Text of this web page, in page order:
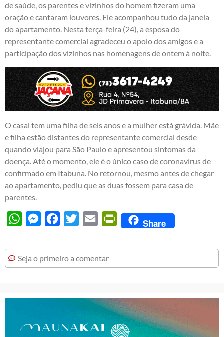
de saúde, os parentes e vizinhos do homem fizeram uma
oração e cantaram louvores. Ele acompanhou tudo da janela
do apartamento. Nesta terça-feira (24), a esposa do
representante comercial agradeceu o apoio dos amigos e a
participação dos vizinhos nas homenagens de ontem à noite.
O casal tem uma filha de seis anos e a mulher está grávida. Mãe
e filha estão distantes do representante comercial desde
quando viajou para São Paulo e apresentou sintomas da
doença. Até o momento, ele é o único caso de coronavírus de
confirmado em Itabuna. No retornou, mesmo antes de chegar
ao apartamento, pediu que as duas fossem para casa de
parentes.
WhatsAppMessengerFacebook
Twitter Email PrintFriendly
Share
Seja o primeiro a comentar